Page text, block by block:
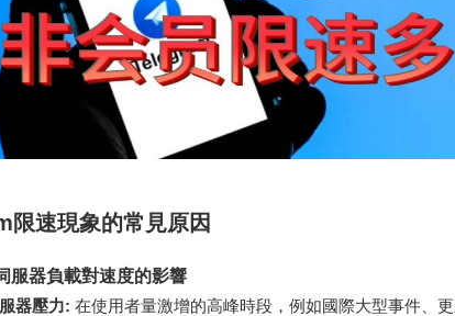
限速現象的常見原因
服器負載對速度的影響
器壓力: 在使用者量激增的高峰時段，例如國際大型事件、